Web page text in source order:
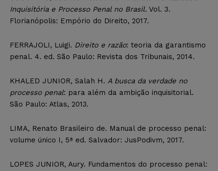
Inquisitória e Processo Penal no Brasil. Vol. 3.
Florianópolis: Empório do Direito, 2017.
FERRAJOLI, Luigi. Direito e razão: teoria da garantismo
penal. 4. ed. São Paulo: Revista dos Tribunais, 2014.
KHALED JUNIOR, Salah H. A busca da verdade no
processo penal: para além da ambição inquisitorial.
São Paulo: Atlas, 2013.
LIMA, Renato Brasileiro de. Manual de processo penal:
volume único I, 5ª ed. Salvador: JusPodivm, 2017.
LOPES JUNIOR, Aury. Fundamentos do processo penal: